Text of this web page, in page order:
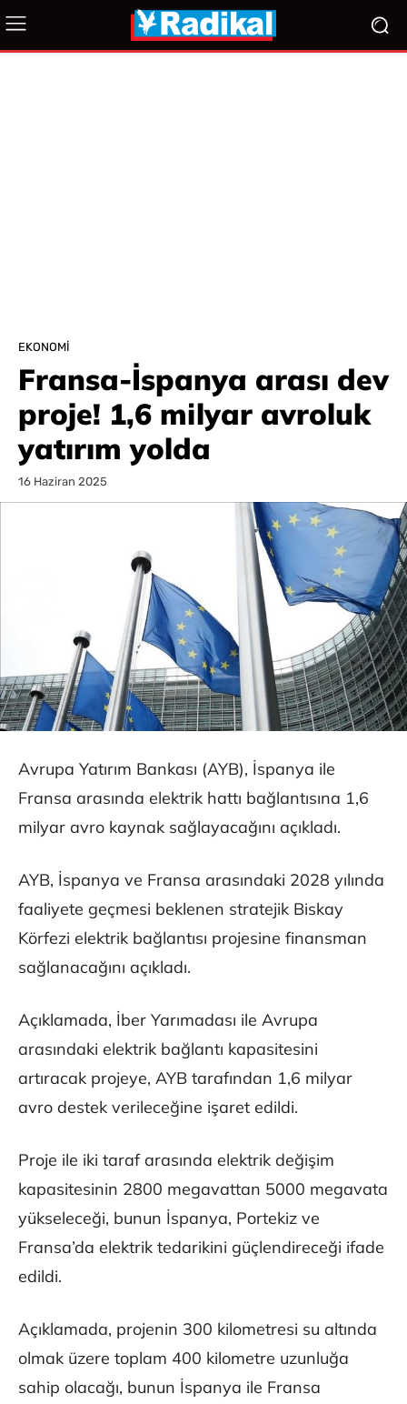
EKONOMI
Fransa-İspanya arası dev
proje! 1,6 milyar avroluk
yatırım yolda
16 Haziran 2025
Avrupa Yatırım Bankası (AYB), İspanya ile
Fransa arasında elektrik hattı bağlantısına 1,6
milyar avro kaynak sağlayacağını açıkladı.
AYB, İspanya ve Fransa arasındaki 2028 yılında
faaliyete geçmesi beklenen stratejik Biskay
Körfezi elektrik bağlantısı projesine finansman
sağlanacağını açıkladı.
Açıklamada, İber Yarımadası ile Avrupa
arasındaki elektrik bağlantı kapasitesini
artıracak projeye, AYB tarafından 1,6 milyar
avro destek verileceğine işaret edildi.
Proje ile iki taraf arasında elektrik değişim
kapasitesinin 2800 megavattan 5000 megavata
yükseleceği, bunun İspanya, Portekiz ve
Fransa’da elektrik tedarikini güçlendireceği ifade
edildi.
Açıklamada, projenin 300 kilometresi su altında
olmak üzere toplam 400 kilometre uzunluğa
sahip olacağı, bunun İspanya ile Fransa